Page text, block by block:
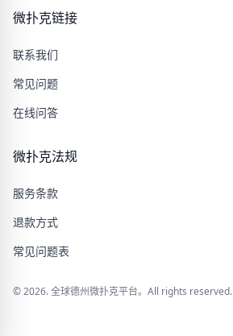
微扑克链接
联系我们
常见问题
在线问答
微扑克法规
服务条款
退款方式
常见问题表
© 2026. 全球德州微扑克平台。All rights reserved.